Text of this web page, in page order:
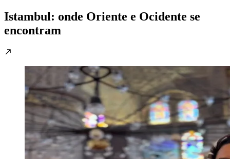
Istambul: onde Oriente e Ocidente se
encontram